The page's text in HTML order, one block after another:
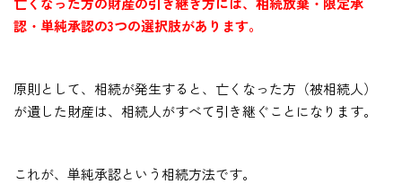
認・単純承認の3つの選択肢があります。
原則として、相続が発生すると、亡くなった方（被相続人）
が遺した財産は、相続人がすべて引き継ぐことになります。
これが、単純承認という相続方法です。